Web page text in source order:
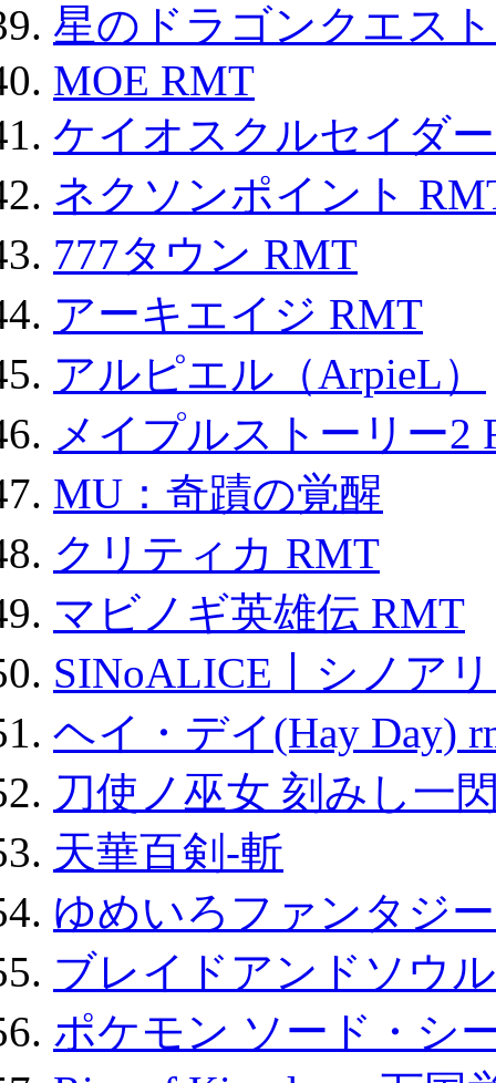
星のドラゴンクエス
MOE RMT
ケイオスクルセイダ
ネクソンポイント
777タウン RMT
アーキエイジ RMT
アルピエル（ArpieL）
メイプルストーリー2
MU：奇蹟の覚醒
クリティカ RMT
マビノギ英雄伝 RMT
SINoALICE丨シノア
ヘイ・デイ(Hay Day)
刀使ノ巫女 刻みし一
天華百剣-斬
ゆめいろファンタジ
ブレイドアンドソウ
ポケモン ソード・シ